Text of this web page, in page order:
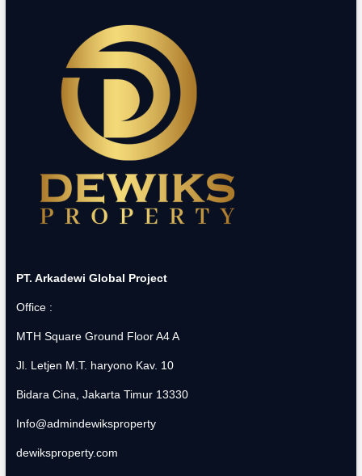
PT. Arkadewi Global Project
Office :
MTH Square Ground Floor A4 A
Jl. Letjen M.T. haryono Kav. 10
Bidara Cina, Jakarta Timur 13330
Info@admindewiksproperty
dewiksproperty.com